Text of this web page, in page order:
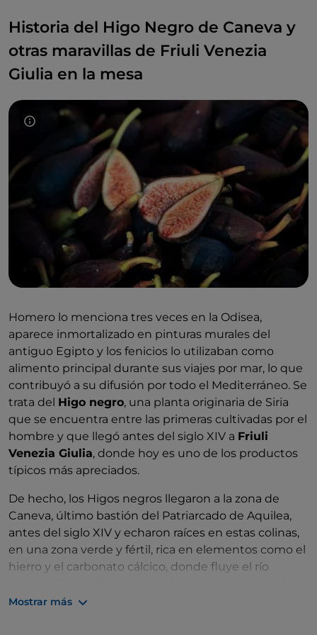
Historia del Higo Negro de Caneva y
otras maravillas de Friuli Venezia
Giulia en la mesa
Homero lo menciona tres veces en la Odisea,
aparece inmortalizado en pinturas murales del
antiguo Egipto y los fenicios lo utilizaban como
alimento principal durante sus viajes por mar, lo que
contribuyó a su difusión por todo el Mediterráneo. Se
trata del Higo negro, una planta originaria de Siria
que se encuentra entre las primeras cultivadas por el
hombre y que llegó antes del siglo XIV a Friuli
Venezia Giulia, donde hoy es uno de los productos
típicos más apreciados.
De hecho, los Higos negros llegaron a la zona de
Caneva, último bastión del Patriarcado de Aquilea,
antes del siglo XIV y echaron raíces en estas colinas,
en una zona verde y fértil, rica en elementos como el
hierro y el carbonato cálcico, donde fluye el río
en la favorita de los nobles venecianos, por su
Mostrar más